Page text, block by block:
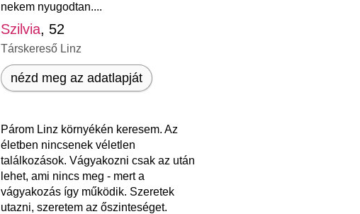
nekem nyugodtan....
Szilvia, 52
Társkereső Linz
nézd meg az adatlapját
Párom Linz környékén keresem. Az
életben nincsenek véletlen
találkozások. Vágyakozni csak az után
lehet, ami nincs meg - mert a
vágyakozás így működik. Szeretek
utazni, szeretem az őszinteséget.